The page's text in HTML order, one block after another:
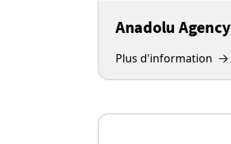
Anadolu Agency
Plus d'information